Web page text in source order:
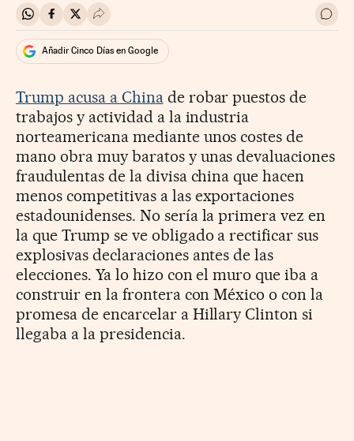
Compartir en Whatsapp
Compartir en Facebook
Compartir en Twitter
Desplegar Redes Sociales Ir a
Añadir Cinco Días en Google
Trump acusa a Chinade robar puestos de
trabajos y actividad a la industria
norteamericana mediante unos costes de
mano obra muy baratos y unas devaluaciones
fraudulentas de la divisa china que hacen
menos competitivas a las exportaciones
estadounidenses. No sería la primera vez en
la que Trump se ve obligado a rectificar sus
explosivas declaraciones antes de las
elecciones. Ya lo hizo con el muro que iba a
construir en la frontera con México o con la
promesa de encarcelar a Hillary Clinton si
llegaba a la presidencia.